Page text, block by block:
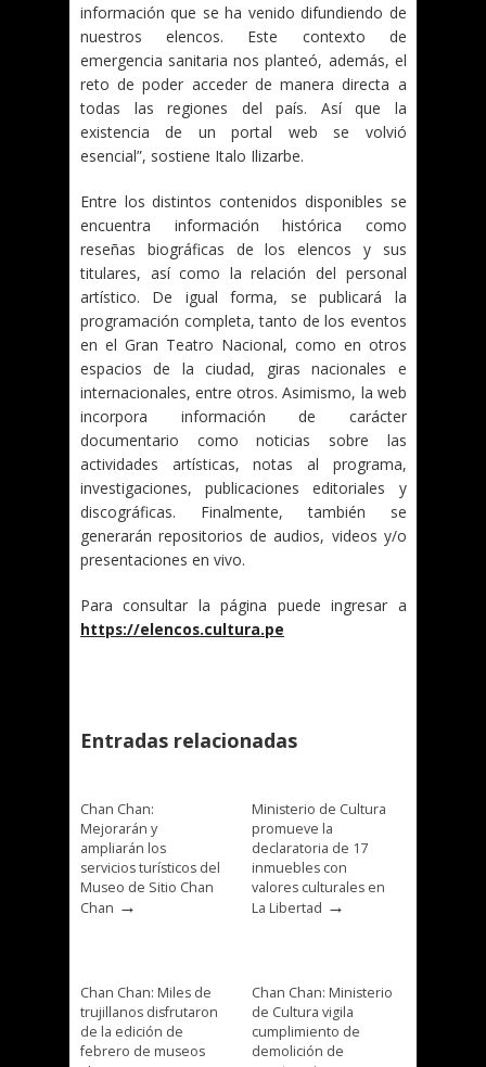
información que se ha venido difundiendo de
nuestros elencos. Este contexto de
emergencia sanitaria nos planteó, además, el
reto de poder acceder de manera directa a
todas las regiones del país. Así que la
existencia de un portal web se volvió
esencial”, sostiene Italo Ilizarbe.
Entre los distintos contenidos disponibles se
encuentra información histórica como
reseñas biográficas de los elencos y sus
titulares, así como la relación del personal
artístico. De igual forma, se publicará la
programación completa, tanto de los eventos
en el Gran Teatro Nacional, como en otros
espacios de la ciudad, giras nacionales e
internacionales, entre otros. Asimismo, la web
incorpora información de carácter
documentario como noticias sobre las
actividades artísticas, notas al programa,
investigaciones, publicaciones editoriales y
discográficas. Finalmente, también se
generarán repositorios de audios, videos y/o
presentaciones en vivo.
Para consultar la página puede ingresar a
https://elencos.cultura.pe
Entradas relacionadas
Chan Chan:
Mejorarán y
ampliarán los
servicios turísticos del
Museo de Sitio Chan
Chan →
Ministerio de Cultura
promueve la
declaratoria de 17
inmuebles con
valores culturales en
La Libertad →
Chan Chan: Miles de
trujillanos disfrutaron
de la edición de
febrero de museos
Chan Chan: Ministerio
de Cultura vigila
cumplimiento de
demolición de